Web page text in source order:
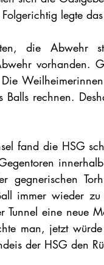
legte
die Abwehr
vorhanden.
Balls rechnen.
fand die HSG
immer wieder
Tunnel eine neue
man, jetzt
der HSG den